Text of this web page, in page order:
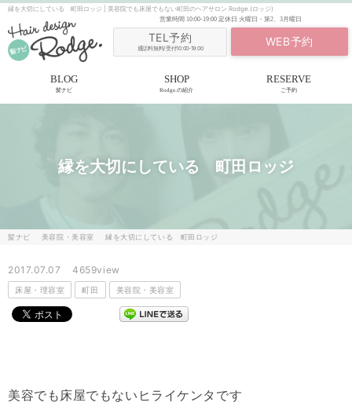
縁を大切にしている 町田ロッジ | 美容院でも床屋でもない町田のヘアサロン Rodge.(ロッジ)
営業時間 10:00-19:00定休日 火曜日・第2、3月曜日
TEL予約
通話料無料/受付10:00-19:00
WEB予約
BLOG
髪ナビ
SHOP
Rodge.の紹介
RESERVE
ご予約
縁を大切にしている 町田ロッジ
髪ナビ 美容院・美容室 縁を大切にしている 町田ロッジ
2017.07.07 4659view
床屋・理容室 町田 美容院・美容室
美容でも床屋でもないヒライケンタです